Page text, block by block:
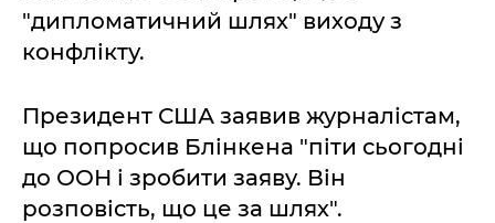
"дипломатичний шлях" виходу з
конфлікту.
Президент США заявив журналістам,
що попросив Блінкена "піти сьогодні
до ООН і зробити заяву. Він
розповість, що це за шлях".